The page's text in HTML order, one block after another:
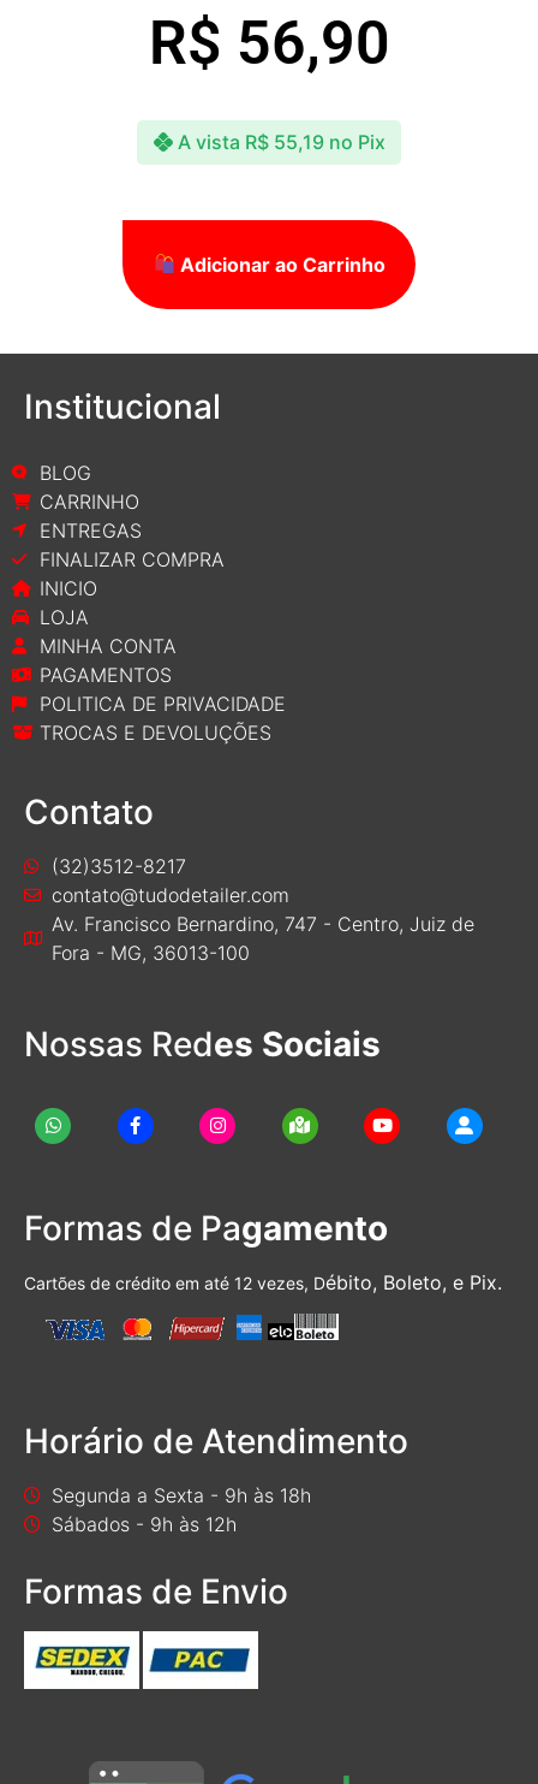
R$56,90
A vista R$ 55,19 no Pix
Adicionar ao Carrinho
Institucional
BLOG
CARRINHO
ENTREGAS
FINALIZAR COMPRA
INICIO
LOJA
MINHA CONTA
PAGAMENTOS
POLITICA DE PRIVACIDADE
TROCAS E DEVOLUÇÕES
Contato
(32)3512-8217
contato@tudodetailer.com
Av. Francisco Bernardino, 747 - Centro, Juiz de
Fora - MG, 36013-100
Nossas Redes Sociais
Formas de Pagamento
Cartões de crédito em até 12 vezes, Débito, Boleto, e Pix.
Horário de Atendimento
Segunda a Sexta - 9h às 18h
Sábados - 9h às 12h
Formas de Envio